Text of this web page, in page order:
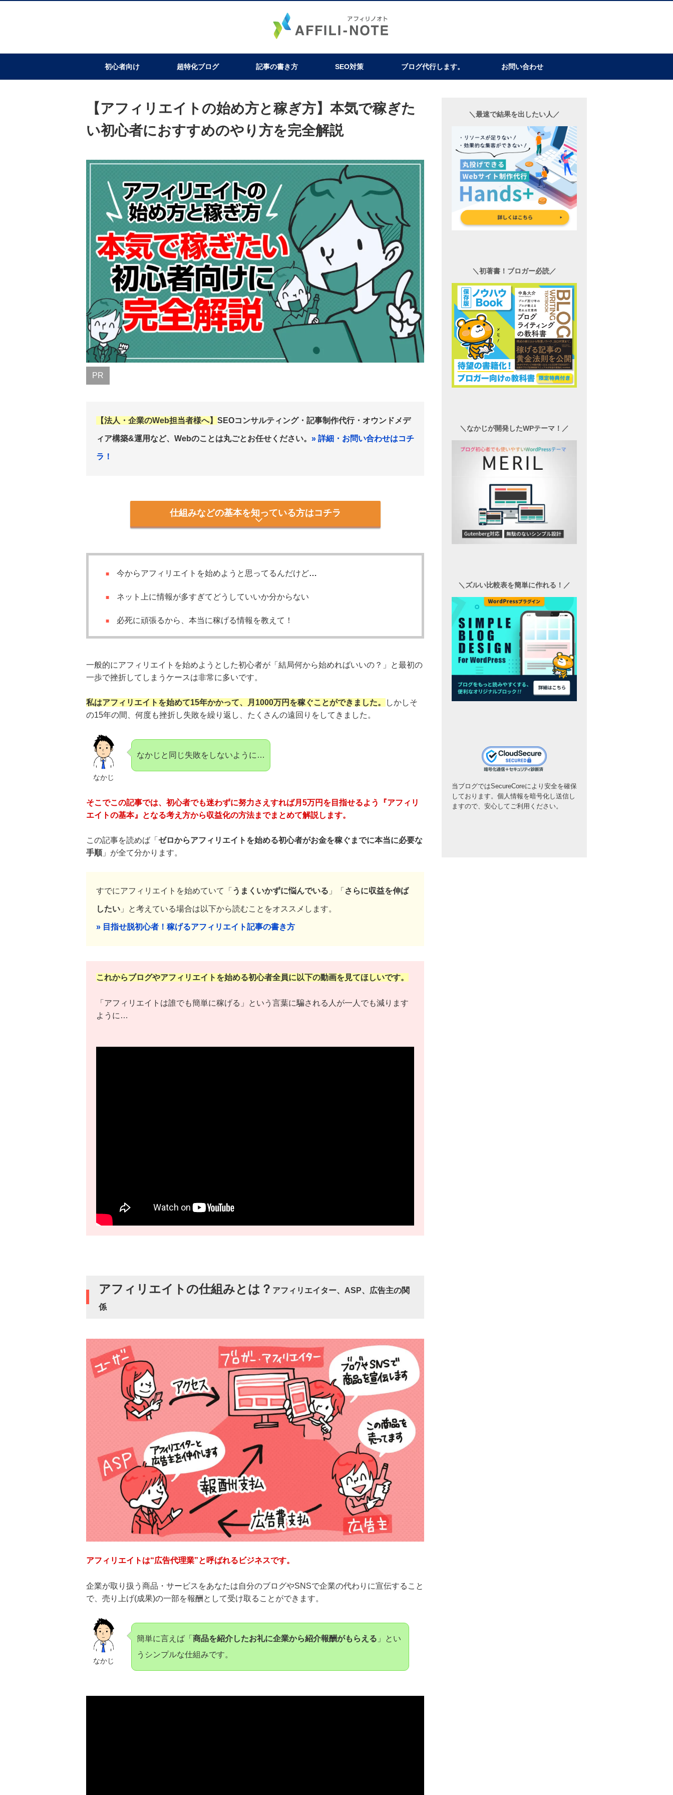
初心者向け 超特化ブログ 記事の書き方 SEO対策 ブログ代行します。 お問い合わせ
【アフィリエイトの始め方と稼ぎ方】本気で稼ぎた
い初心者におすすめのやり方を完全解説
PR
【法人・企業のWeb担当者様へ】 SEOコンサルティング・記事制作代行・オウンドメデ
ィア構築&運用など、Webのことは丸ごとお任せください。 » 詳細・お問い合わせはコチ
ラ！
仕組みなどの基本を知っている方はコチラ
今からアフィリエイトを始めようと思ってるんだけど…
ネット上に情報が多すぎてどうしていいか分からない
必死に頑張るから、本当に稼げる情報を教えて！
一般的にアフィリエイトを始めようとした初心者が「結局何から始めればいいの？」と最初の
一歩で挫折してしまうケースは非常に多いです。
私はアフィリエイトを始めて15年かかって、月1000万円を稼ぐことができました。
しかしそ
の15年の間、何度も挫折し失敗を繰り返し、たくさんの遠回りをしてきました。
なかじ
なかじと同じ失敗をしないように…
そこでこの記事では、初心者でも迷わずに努力さえすれば月5万円を目指せるよう『アフィリ
エイトの基本』となる考え方から収益化の方法までまとめて解説します。
この記事を読めば「 ゼロからアフィリエイトを始める初心者がお金を稼ぐまでに本当に必要な
手順」が全て分かります。
すでにアフィリエイトを始めていて「 うまくいかずに悩んでいる 」「 さらに収益を伸ば
したい 」と考えている場合は以下から読むことをオススメします。
» 目指せ脱初心者！稼げるアフィリエイト記事の書き方
これからブログやアフィリエイトを始める初心者全員に以下の動画を見てほしいです。
「アフィリエイトは誰でも簡単に稼げる」という言葉に騙される人が一人でも減ります
ように…
アフィリエイトの仕組みとは？ アフィリエイター、ASP、広告主の関
係
アフィリエイトは“広告代理業”と呼ばれるビジネスです。
企業が取り扱う商品・サービスをあなたは自分のブログやSNSで企業の代わりに宣伝すること
で、売り上げ(成果)の一部を報酬として受け取ることができます。
なかじ
簡単に言えば「 商品を紹介したお礼に企業から紹介報酬がもらえる 」とい
うシンプルな仕組みです。
＼最速で結果を出したい人／
＼初著書！ブロガー必読／
＼なかじが開発したWPテーマ！／
＼ズルい比較表を簡単に作れる！／
当ブログではSecureCoreにより安全を確保
しております。個人情報を暗号化し送信し
ますので、安心してご利用ください。